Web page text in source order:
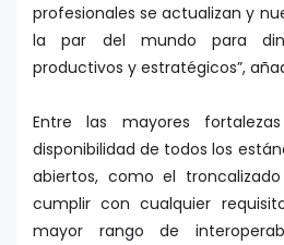
profesionales se actualizan y
la par del mundo para
productivos y estratégicos”,
Entre las mayores
disponibilidad de todos los
abiertos, como el troncalizado
cumplir con cualquier
mayor rango de